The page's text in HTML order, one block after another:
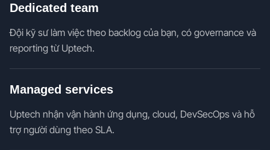
Dedicated team
Đội kỹ sư làm việc theo backlog của bạn, có governance và
reporting từ Uptech.
Managed services
Uptech nhận vận hành ứng dụng, cloud, DevSecOps và hỗ
trợ người dùng theo SLA.